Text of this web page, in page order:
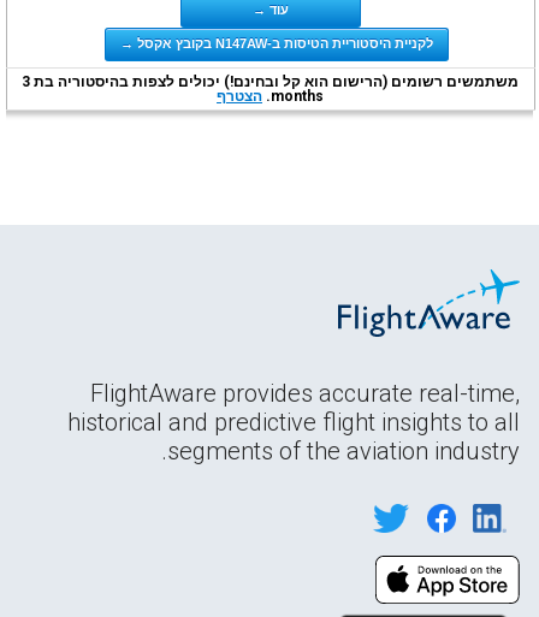
עוד →
לקניית היסטוריית הטיסות ב-N147AW בקובץ אקסל →
משתמשים רשומים (הרישום הוא קל ובחינם!) יכולים לצפות בהיסטוריה בת 3
months. הצטרף
FlightAware provides accurate real-time,
historical and predictive flight insights to all
segments of the aviation industry.